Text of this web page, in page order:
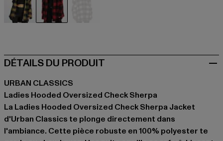
DÉTAILS DU PRODUIT
URBAN CLASSICS
Ladies Hooded Oversized Check Sherpa
La Ladies Hooded Oversized Check Sherpa Jacket
d'Urban Classics te plonge directement dans
l'ambiance. Cette pièce robuste en 100% polyester te